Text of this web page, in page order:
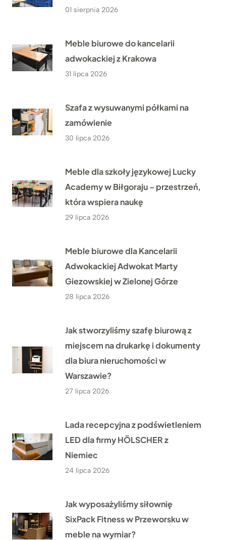
01 sierpnia 2026
Meble biurowe do kancelarii
adwokackiej z Krakowa
31 lipca 2026
Szafa z wysuwanymi półkami na
zamówienie
30 lipca 2026
Meble dla szkoły językowej Lucky
Academy w Biłgoraju – przestrzeń,
która wspiera naukę
29 lipca 2026
Meble biurowe dla Kancelarii
Adwokackiej Adwokat Marty
Giezowskiej w Zielonej Górze
28 lipca 2026
Jak stworzyliśmy szafę biurową z
miejscem na drukarkę i dokumenty
dla biura nieruchomości w
Warszawie?
27 lipca 2026
Lada recepcyjna z podświetleniem
LED dla firmy HÖLSCHER z
Niemiec
24 lipca 2026
Jak wyposażyliśmy siłownię
SixPack Fitness w Przeworsku w
meble na wymiar?